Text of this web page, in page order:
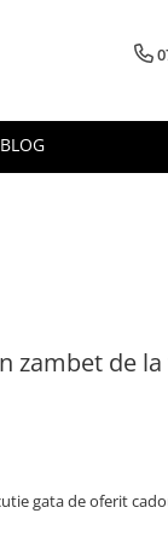
BLOG
zambet de
gata de oferit